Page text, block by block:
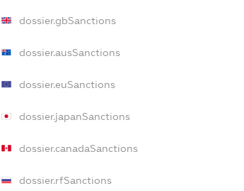
dossier.gbSanctions
dossier.ausSanctions
dossier.euSanctions
dossier.japanSanctions
dossier.canadaSanctions
dossier.rfSanctions